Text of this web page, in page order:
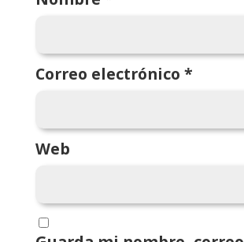
Correo electrónico *
Web